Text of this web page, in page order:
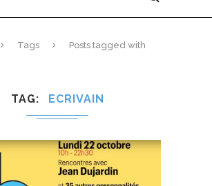
Tags
Posts tagged with
TAG ECRIVAIN